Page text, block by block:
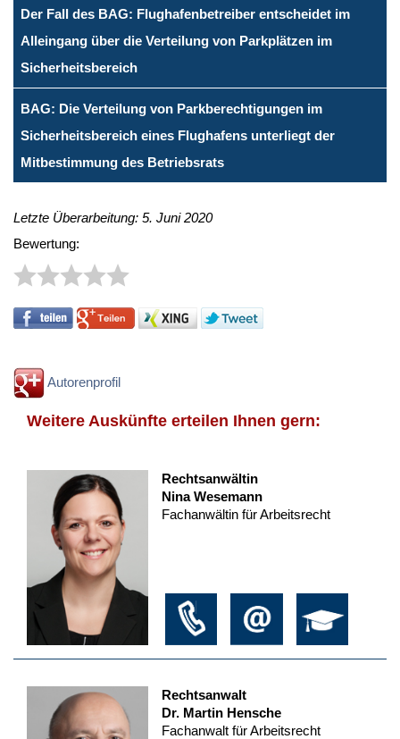
Der Fall des BAG: Flughafenbetreiber entscheidet im
Alleingang über die Verteilung von Parkplätzen im
Sicherheitsbereich
BAG: Die Verteilung von Parkberechtigungen im
Sicherheitsbereich eines Flughafens unterliegt der
Mitbestimmung des Betriebsrats
Letzte Überarbeitung: 5. Juni 2020
Bewertung:
Autorenprofil
Weitere Auskünfte erteilen Ihnen gern:
Rechtsanwältin
Nina Wesemann
Fachanwältin für Arbeitsrecht
Rechtsanwalt
Dr. Martin Hensche
Fachanwalt für Arbeitsrecht